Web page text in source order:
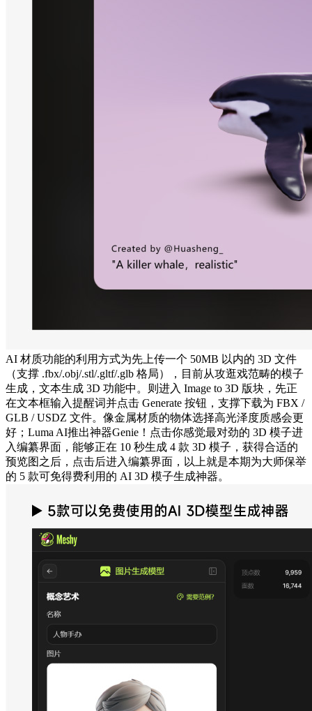
AI 材质功能的利用方式为先上传一个 50MB 以内的 3D 文件
（支撑 .fbx/.obj/.stl/.gltf/.glb 格局），目前从攻逛戏范畴的模子
生成，文本生成 3D 功能中。则进入 Image to 3D 版块，先正
在文本框输入提醒词并点击 Generate 按钮，支撑下载为 FBX /
GLB / USDZ 文件。像金属材质的物体选择高光泽度质感会更
好；Luma AI推出神器Genie！点击你感觉最对劲的 3D 模子进
入编纂界面，能够正在 10 秒生成 4 款 3D 模子，获得合适的
预览图之后，点击后进入编纂界面，以上就是本期为大师保举
的 5 款可免得费利用的 AI 3D 模子生成神器。